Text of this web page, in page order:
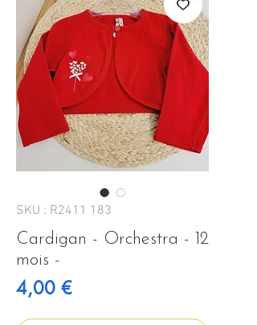
SKU : R2411 183
Cardigan - Orchestra - 12
mois -
4,00 €Prix